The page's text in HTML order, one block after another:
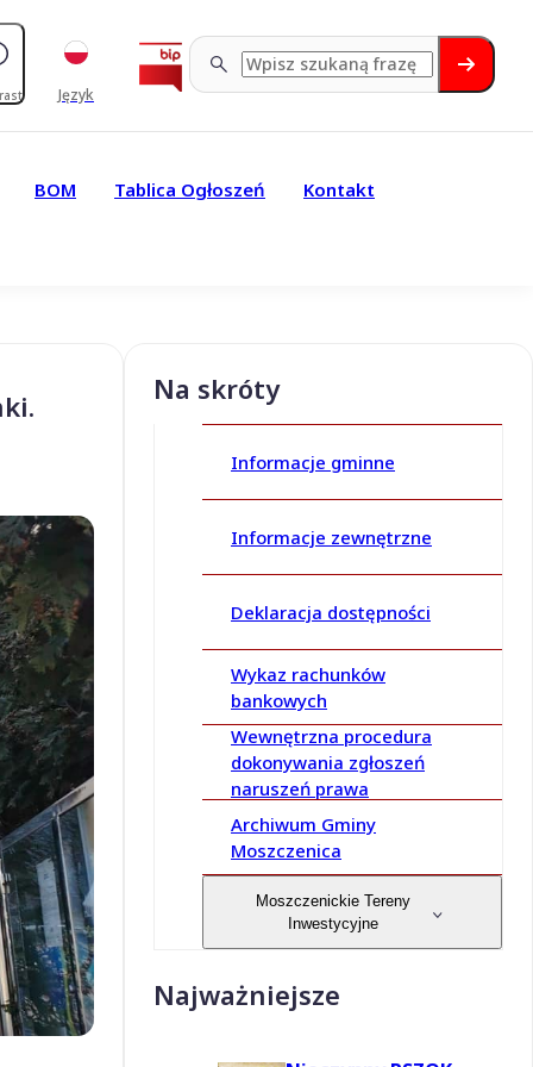
Język
BOM Tablica Ogłoszeń Kontakt
Na skróty
Informacje gminne
Informacje zewnętrzne
Deklaracja dostępności
Wykaz rachunków
bankowych
Wewnętrzna procedura
dokonywania zgłoszeń
naruszeń prawa
Archiwum Gminy
Moszczenica
Moszczenickie Tereny
Inwestycyjne
Najważniejsze